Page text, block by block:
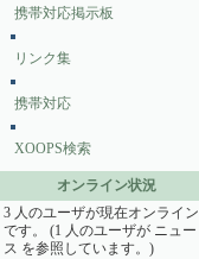
携帯対応掲示板
リンク集
携帯対応
XOOPS検索
オンライン状況
3 人のユーザが現在オンライン
です。 (1 人のユーザが ニュー
ス を参照しています。)